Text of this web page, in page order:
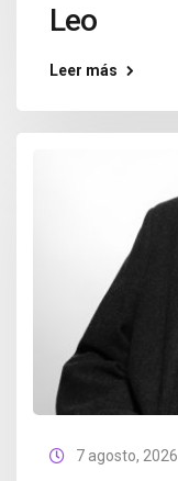
Leo
Leer más
7 agosto, 2026